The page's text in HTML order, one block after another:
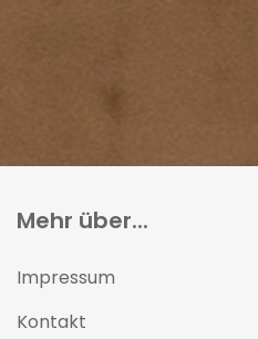
Mehr über...
Impressum
Kontakt